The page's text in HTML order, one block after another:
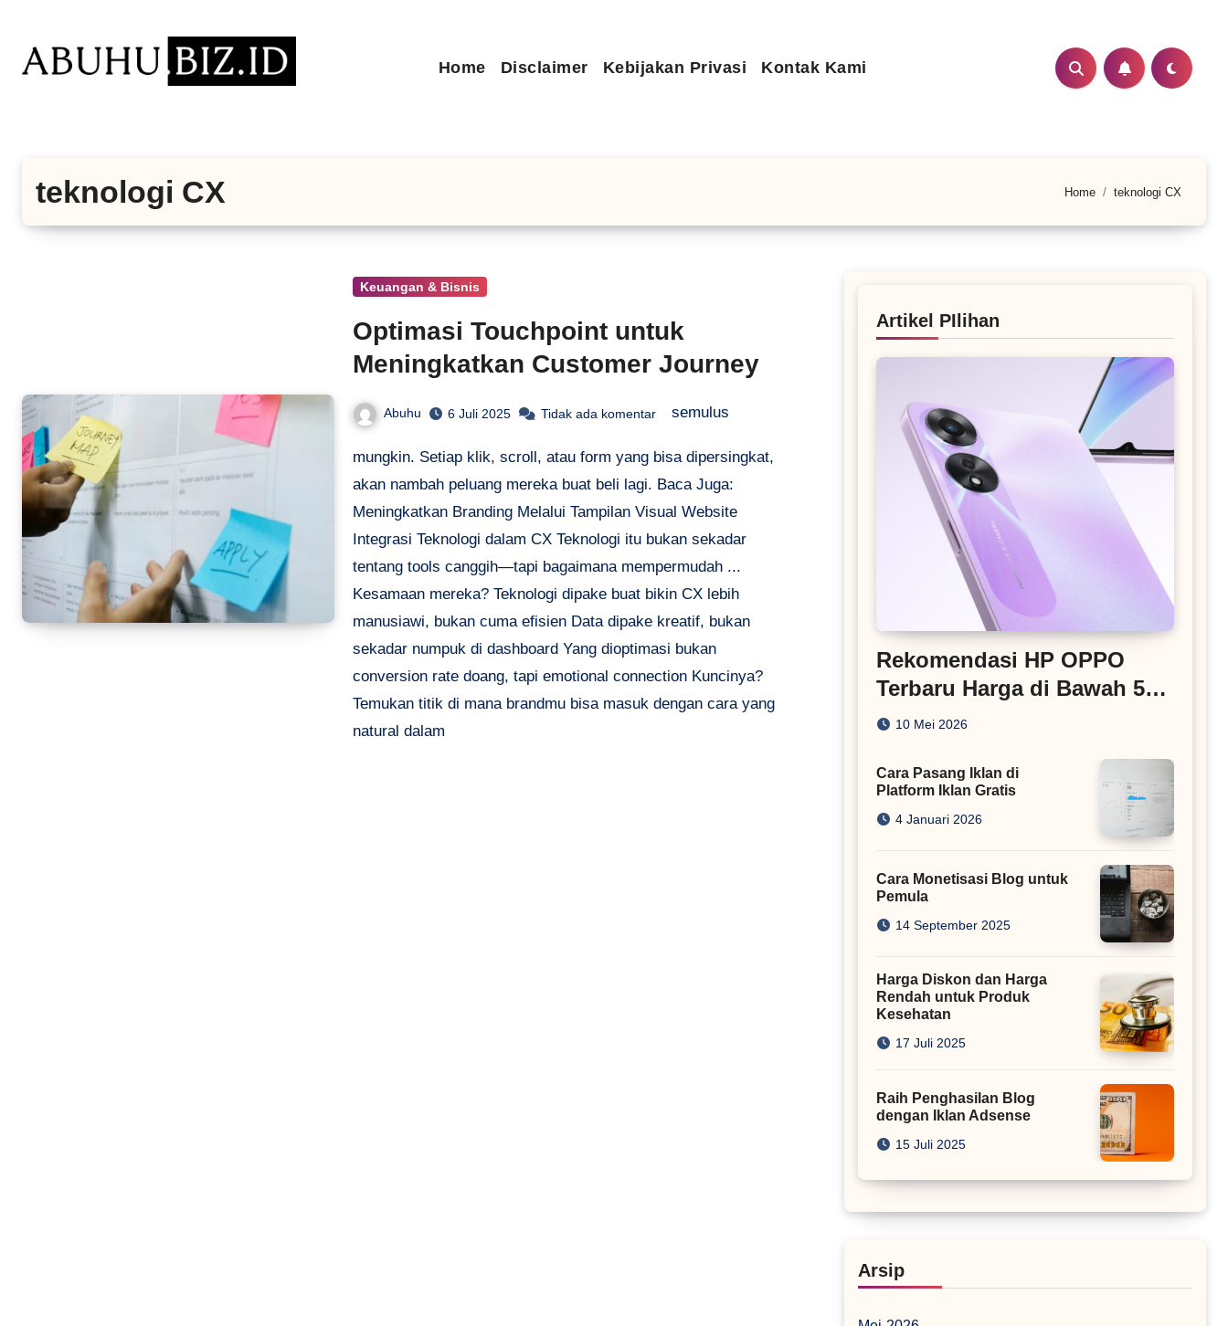
konten
Home Disclaimer Kebijakan Privasi Kontak Kami
teknologi CX Home teknologi CX
Keuangan & Bisnis
Optimasi Touchpoint untuk
Meningkatkan Customer Journey
Abuhu 6 Juli 2025 Tidak ada komentar semulus
mungkin. Setiap klik, scroll, atau form yang bisa dipersingkat,
akan nambah peluang mereka buat beli lagi. Baca Juga:
Meningkatkan Branding Melalui Tampilan Visual Website
Integrasi Teknologi dalam CX Teknologi itu bukan sekadar
tentang tools canggih—tapi bagaimana mempermudah ...
Kesamaan mereka? Teknologi dipake buat bikin CX lebih
manusiawi, bukan cuma efisien Data dipake kreatif, bukan
sekadar numpuk di dashboard Yang dioptimasi bukan
conversion rate doang, tapi emotional connection Kuncinya?
Temukan titik di mana brandmu bisa masuk dengan cara yang
natural dalam
Artikel PIlihan
Rekomendasi HP OPPO
Terbaru Harga di Bawah 5
Juta
10 Mei 2026
Cara Pasang Iklan di
Platform Iklan Gratis
4 Januari 2026
Cara Monetisasi Blog untuk
Pemula
14 September 2025
Harga Diskon dan Harga
Rendah untuk Produk
Kesehatan
17 Juli 2025
Raih Penghasilan Blog
dengan Iklan Adsense
15 Juli 2025
Arsip